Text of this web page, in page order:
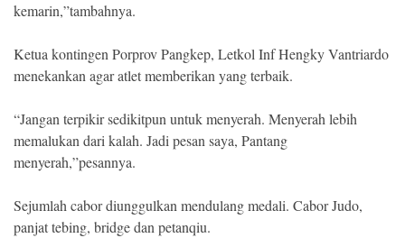
kemarin,”tambahnya.
Ketua kontingen Porprov Pangkep, Letkol Inf Hengky Vantriardo
menekankan agar atlet memberikan yang terbaik.
“Jangan terpikir sedikitpun untuk menyerah. Menyerah lebih
memalukan dari kalah. Jadi pesan saya, Pantang
menyerah,”pesannya.
Sejumlah cabor diunggulkan mendulang medali. Cabor Judo,
panjat tebing, bridge dan petanqiu.